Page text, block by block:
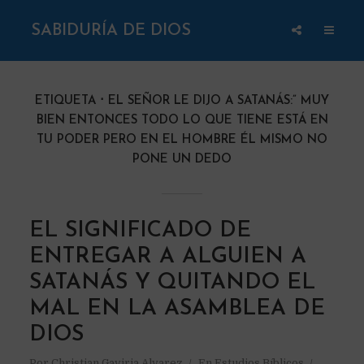
SABIDURÍA DE DIOS
ETIQUETA
EL SEÑOR LE DIJO A SATANÁS:” MUY
BIEN ENTONCES TODO LO QUE TIENE ESTÁ EN
TU PODER PERO EN EL HOMBRE ÉL MISMO NO
PONE UN DEDO
EL SIGNIFICADO DE
ENTREGAR A ALGUIEN A
SATANÁS Y QUITANDO EL
MAL EN LA ASAMBLEA DE
DIOS